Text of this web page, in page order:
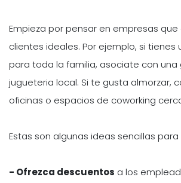
Empieza por pensar en empresas
clientes ideales. Por ejemplo, si tienes
para toda la familia, asociate con una
jugueteria local. Si te gusta almorzar,
oficinas o espacios de coworking
Estas son algunas ideas sencillas
- Ofrezca descuentos a los